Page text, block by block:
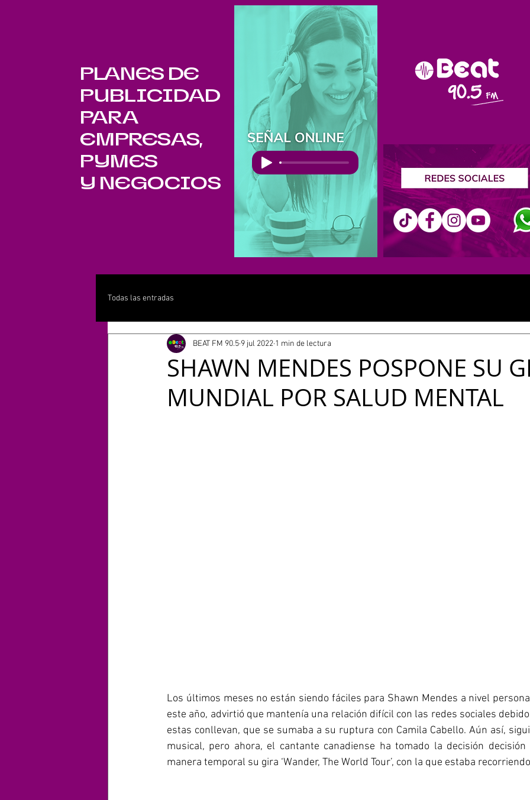
PLANES DE
PUBLICIDAD
PARA
EMPRESAS,
PYMES
Y NEGOCIOS
Todas las entradas
SHAWN MENDES POSPONE SU
MUNDIAL POR SALUD MENTAL
BEAT FM 90.5 9 jul 2022 1 min de lectura
Los últimos meses no están siendo fáciles para Shawn Mendes a nivel
este año, advirtió que mantenía una relación difícil con las redes sociales
estas conllevan, que se sumaba a su ruptura con Camila Cabello. Aún así,
musical, pero ahora, el cantante canadiense ha tomado la decisión
manera temporal su gira ‘Wander, The World Tour’, con la que estaba